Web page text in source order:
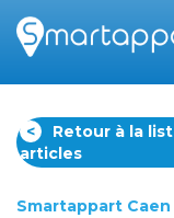
<
Retour à la
articles
Smartappart Caen